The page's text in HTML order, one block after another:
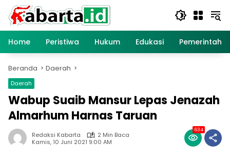
Langsung
konten
Home
Peristiwa Hukum Edukasi
Beranda Daerah
Daerah
Wabup Suaib Mansur Lepas Jenazah
Almarhum Harnas Taruan
Redaksi Kabarta
2 Min Baca
Kamis, 10 Juni 2021 9:00 AM
634